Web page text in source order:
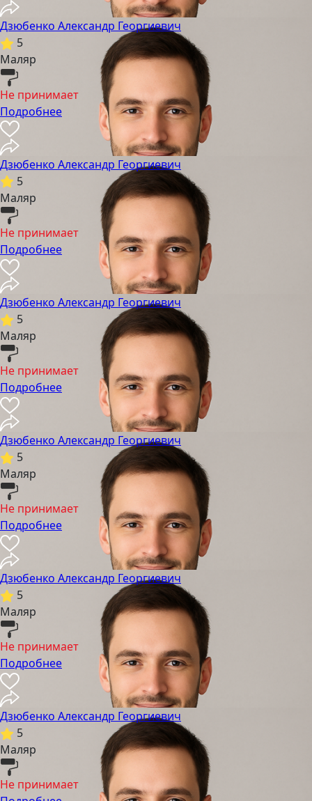
Дзюбенко Александр Георгиевич
5
Маляр
Не принимает
Подробнее
Дзюбенко Александр Георгиевич
5
Маляр
Не принимает
Подробнее
Дзюбенко Александр Георгиевич
5
Маляр
Не принимает
Подробнее
Дзюбенко Александр Георгиевич
5
Маляр
Не принимает
Подробнее
Дзюбенко Александр Георгиевич
5
Маляр
Не принимает
Подробнее
Дзюбенко Александр Георгиевич
5
Маляр
Не принимает